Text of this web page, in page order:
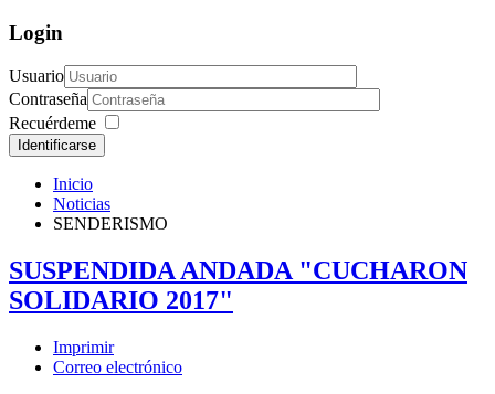
Login
Usuario
Contraseña
Recuérdeme
Identificarse
Inicio
Noticias
SENDERISMO
SUSPENDIDA ANDADA "CUCHARON
SOLIDARIO 2017"
Imprimir
Correo electrónico